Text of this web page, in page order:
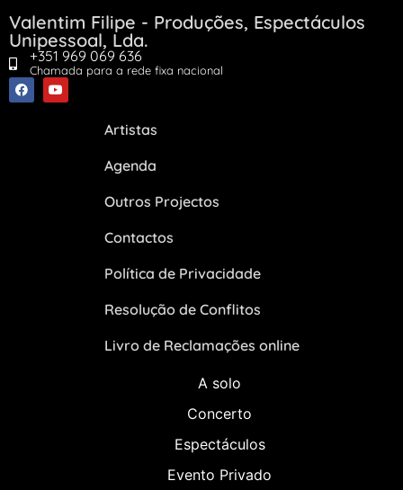
Valentim Filipe - Produções, Espectáculos
Unipessoal, Lda.
+351 969 069 636
Chamada para a rede fixa nacional
Artistas
Agenda
Outros Projectos
Contactos
Política de Privacidade
Resolução de Conflitos
Livro de Reclamações online
A solo
Concerto
Espectáculos
Evento Privado